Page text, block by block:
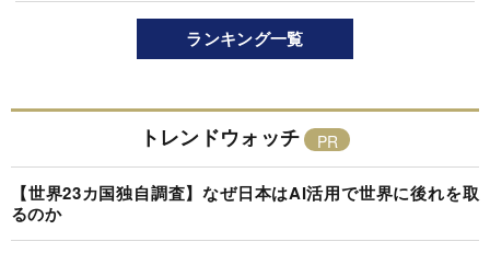
ランキング一覧
トレンドウォッチ
【世界23カ国独自調査】なぜ日本はAI活用で世界に後れを取
るのか